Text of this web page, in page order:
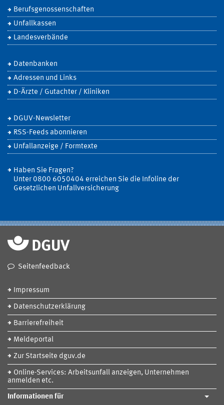
Berufsgenossenschaften
Unfallkassen
Landesverbände
Datenbanken
Adressen und Links
D-Ärzte / Gutachter / Kliniken
DGUV-Newsletter
RSS-Feeds abonnieren
Unfallanzeige / Formtexte
Haben Sie Fragen?
Unter 0800 6050404 erreichen Sie die Infoline der
Gesetzlichen Unfallversicherung
Seitenfeedback
Impressum
Datenschutzerklärung
Barrierefreiheit
Meldeportal
Zur Startseite dguv.de
Online-Services: Arbeitsunfall anzeigen, Unternehmen
anmelden etc.
Informationen für